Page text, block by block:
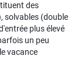
des
solvables (double
plus élevé
un peu
vacance